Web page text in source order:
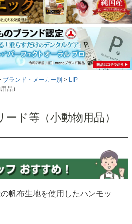
ブランド・メーカー別
LIP
品）
ド等（小動物用品）
の帆布生地を使用したハンモッ